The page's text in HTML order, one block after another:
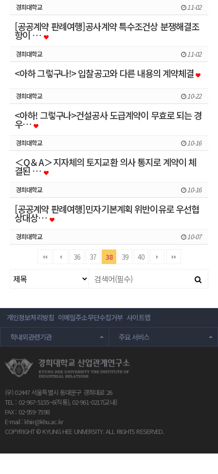
경희대학교 11-02
[공공계약 판례여행]공사계약 특수조건상 분쟁해결조
항이 …
경희대학교 11-02
<아하 그렇구나!> 입찰공고와 다른 내용의 계약체결
경희대학교 10-22
<아하! 그렇구나>건설공사 도급계약이 무효로 되는 경
우…
경희대학교 10-16
＜Q＆A＞지자체의 토지교환 의사 통지로 계약이 체
결된 …
경희대학교 10-16
[공공계약 판례여행]민자기본계획 위반이유로 우선협
상대상…
경희대학교 10-07
36 37 38 39 40
개인정보처리방침 이메일주소무단수집거부 사이트맵
학내외관련기관
주요 서비스
(우) 02447 서울특별시 동대문구 경희대로 26
TEL : 02-967-5155~6(직통), 02-961-0217(교내)
FAX : 02-959-7598
E-mail : khiir@khu.ac.kr
COPYRIGHT © KYUNG HEE UNIVERSITY. ALL RIGHTS RESERVED.